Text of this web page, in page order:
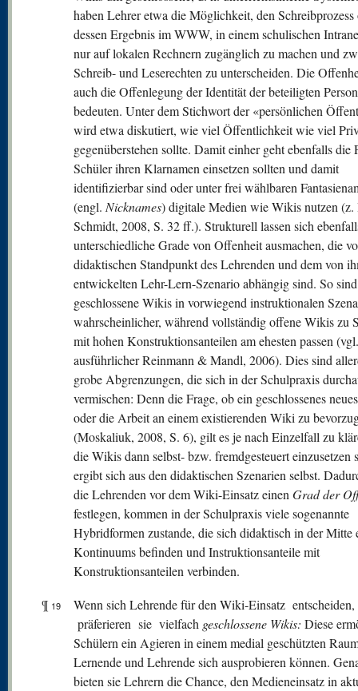
haben Lehrer etwa die Möglichkeit, den Schreibprozess
dessen Ergebnis im WWW, in einem schulischen
nur auf lokalen Rechnern zugänglich zu machen und
Schreib- und Leserechten zu unterscheiden. Die
auch die Offenlegung der Identität der beteiligten
bedeuten. Unter dem Stichwort der «persönlichen
wird etwa diskutiert, wie viel Öffentlichkeit wie viel
gegenüberstehen sollte. Damit einher geht ebenfalls die
Schüler ihren Klarnamen einsetzen sollten und damit
identifizierbar sind oder unter frei wählbaren
(engl. Nicknames) digitale Medien wie Wikis nutzen (z.
Schmidt, 2008, S. 32 ff.). Strukturell lassen sich
unterschiedliche Grade von Offenheit ausmachen, die
didaktischen Standpunkt des Lehrenden und dem von
entwickelten Lehr-Lern-Szenario abhängig sind. So sind
geschlossene Wikis in vorwiegend instruktionalen
wahrscheinlicher, während vollständig offene Wikis zu
mit hohen Konstruktionsanteilen am ehesten passen (vgl.
ausführlicher Reinmann & Mandl, 2006). Dies sind
grobe Abgrenzungen, die sich in der Schulpraxis
vermischen: Denn die Frage, ob ein geschlossenes
oder die Arbeit an einem existierenden Wiki zu
(Moskaliuk, 2008, S. 6), gilt es je nach Einzelfall zu
die Wikis dann selbst- bzw. fremdgesteuert einzusetzen
ergibt sich aus den didaktischen Szenarien selbst.
die Lehrenden vor dem Wiki-Einsatz einen Grad der
festlegen, kommen in der Schulpraxis viele sogenannte
Hybridformen zustande, die sich didaktisch in der Mitte
Kontinuums befinden und Instruktionsanteile mit
Konstruktionsanteilen verbinden.
¶ 19
Wenn sich Lehrende für den Wiki-Einsatz entscheiden,
präferieren sie vielfach geschlossene Wikis: Diese
Schülern ein Agieren in einem medial geschützten
Lernende und Lehrende sich ausprobieren können.
bieten sie Lehrern die Chance, den Medieneinsatz in